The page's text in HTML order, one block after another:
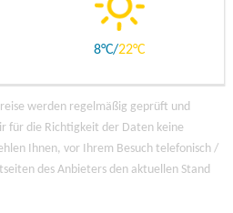
8 22
werden regelmäßig geprüft und
für die Richtigkeit der Daten keine
Ihnen, vor Ihrem Besuch telefonisch /
des Anbieters den aktuellen Stand